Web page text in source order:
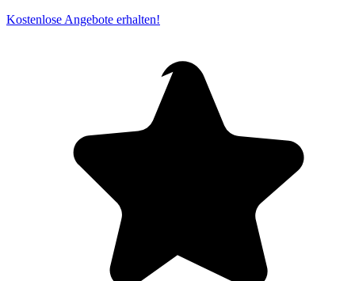
Kostenlose Angebote erhalten!